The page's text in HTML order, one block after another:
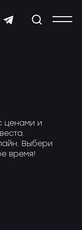
ценами и
Выбери
время!